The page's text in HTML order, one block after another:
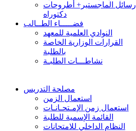
رسائل الماجستير+ أطروحات
دكتوراه
فضـــــاء الطــالب
النوادي العلمية للمعهد
القرارات الوزارية الخاصة
بالطلبة
نشاطـــات الطلبـة
مصلحة التدريس
استعمال الزمن
استعمال زمن الإمـتحـانـات
القائمة الإسمية للطلبة
النظام الداخلي للامتحانات